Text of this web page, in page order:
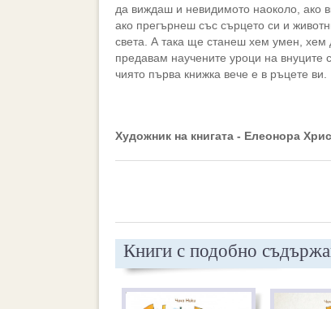
да виждаш и невидимото наоколо, ако
ако прегърнеш със сърцето си и
света. А така ще станеш хем умен, хем
предавам научените уроци на внуците
чиято първа книжка вече е в ръцете ви.
Художник на книгата - Елеонора
Книги с подобно